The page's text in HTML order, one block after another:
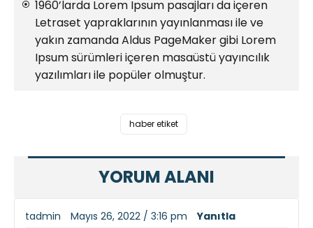
1960’larda Lorem Ipsum pasajları da içeren
Letraset yapraklarının yayınlanması ile ve
yakın zamanda Aldus PageMaker gibi Lorem
Ipsum sürümleri içeren masaüstü yayıncılık
yazılımları ile popüler olmuştur.
haber etiket
YORUM ALANI
tadmin Mayıs 26, 2022 / 3:16 pm
Yanıtla